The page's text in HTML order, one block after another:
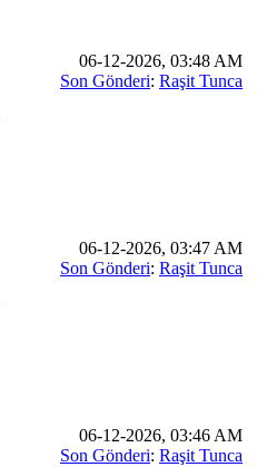
06-12-2026, 03:48 AM
Son Gönderi: Raşit Tunca
06-12-2026, 03:47 AM
Son Gönderi: Raşit Tunca
06-12-2026, 03:46 AM
Son Gönderi: Raşit Tunca